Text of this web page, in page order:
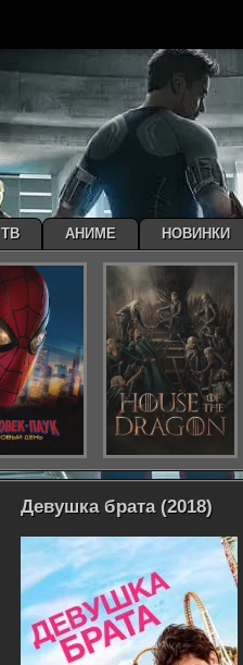
Девушка брата (2018)
ТВ АНИМЕ НОВИНКИ